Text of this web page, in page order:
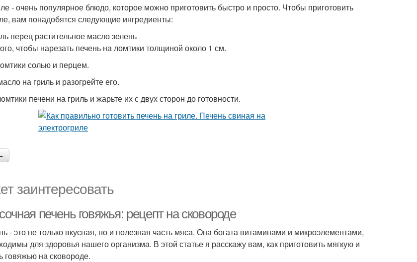
- очень популярное блюдо, которое можно приготовить быстро и просто. Чтобы приготовить
вам понадобятся следующие ингредиенты:
перец растительное масло зелень
чтобы нарезать печень на ломтики толщиной около 1 см.
солью и перцем.
на гриль и разогрейте его.
печени на гриль и жарьте их с двух сторон до готовности.
заинтересовать
печень говяжья: рецепт на сковороде
- это не только вкусная, но и полезная часть мяса. Она богата витаминами и микроэлементами,
для здоровья нашего организма. В этой статье я расскажу вам, как приготовить мягкую и
говяжью на сковороде.